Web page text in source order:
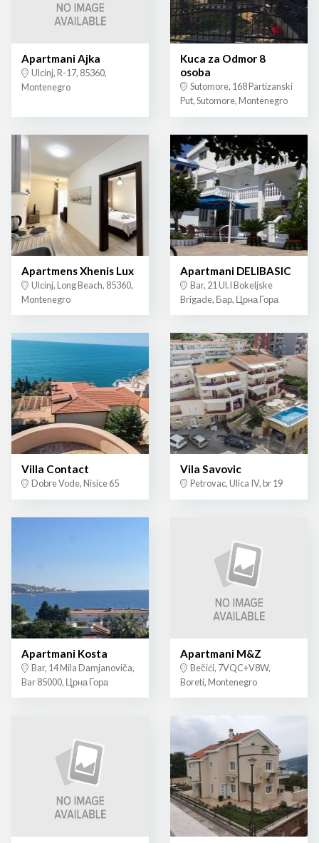
Apartmani Ajka
Ulcinj, R-17, 85360,
Montenegro
Kuca za Odmor 8
osoba
Sutomore, 168 Partizanski
Put, Sutomore, Montenegro
Apartmens Xhenis Lux
Ulcinj, Long Beach, 85360,
Montenegro
Apartmani DELIBASIC
Bar, 21 Ul.I Bokeljske
Brigade, Бар, Црна Гора
Villa Contact
Dobre Vode, Nisice 65
Vila Savovic
Petrovac, Ulica IV, br 19
Apartmani Kosta
Bar, 14 Mila Damjanoviča,
Bar 85000, Црна Гора
Apartmani M&Z
Bečići, 7VQC+V8W,
Boreti, Montenegro